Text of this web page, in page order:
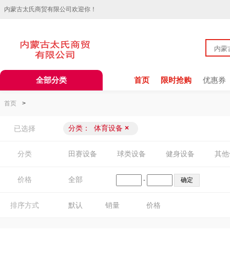
内蒙古太氏商贸有限公司欢迎你！
全部分类 首页 限时抢购 优惠券
首页 >
已选择 分类： 体育设备 ×
分类 田赛设备 球类设备 健身设备 其
价格 全部 -
排序方式 默认 销量 价格